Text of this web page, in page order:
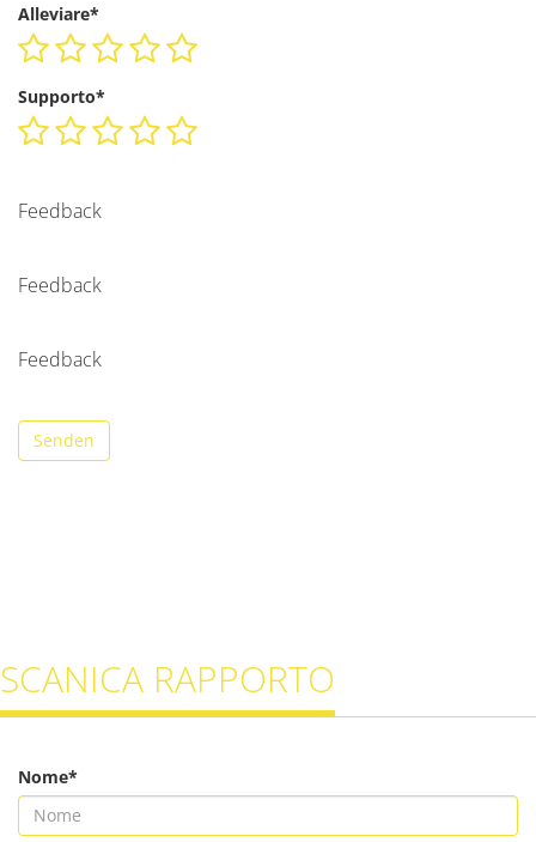
Alleviare*
Supporto*
Feedback
Feedback
Feedback
Senden
SCANICA RAPPORTO
Nome*